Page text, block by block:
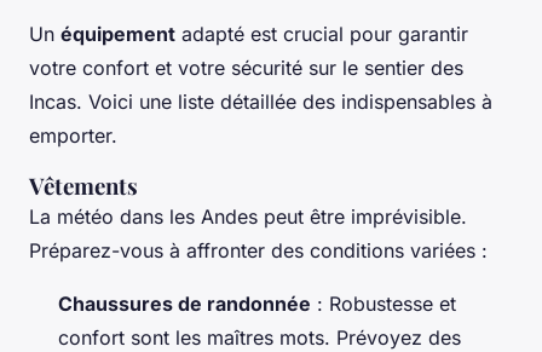
Un équipement adapté est crucial pour garantir
votre confort et votre sécurité sur le sentier des
Incas. Voici une liste détaillée des indispensables à
emporter.
Vêtements
La météo dans les Andes peut être imprévisible.
Préparez-vous à affronter des conditions variées :
Chaussures de randonnée : Robustesse et
confort sont les maîtres mots. Prévoyez des